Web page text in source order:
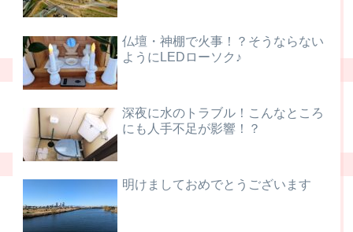
仏壇・神棚で火事！？そうならない
ようにLEDローソク♪
深夜に水のトラブル！こんなところ
にも人手不足が影響！？
明けましておめでとうございます